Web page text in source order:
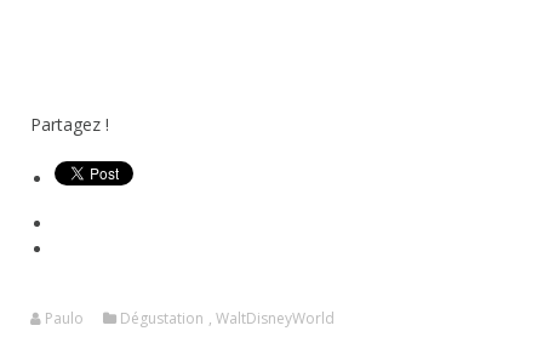
Partagez !
Paulo Dégustation , WaltDisneyWorld